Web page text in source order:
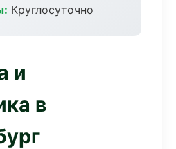
Круглосуточно
и
в